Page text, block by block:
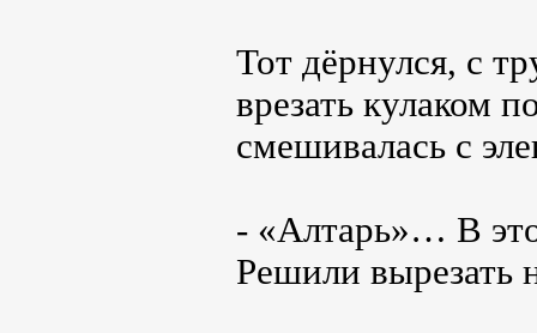
Тот дёрнулся, с
врезать кулаком
смешивалась с
- «Алтарь»… В
Решили вырезать